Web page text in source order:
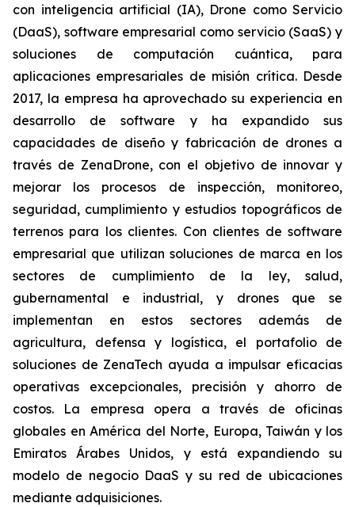
con inteligencia artificial (IA), Drone como Servicio
(DaaS), software empresarial como servicio (SaaS) y
soluciones de computación cuántica, para
aplicaciones empresariales de misión crítica. Desde
2017, la empresa ha aprovechado su experiencia en
desarrollo de software y ha expandido sus
capacidades de diseño y fabricación de drones a
través de ZenaDrone, con el objetivo de innovar y
mejorar los procesos de inspección, monitoreo,
seguridad, cumplimiento y estudios topográficos de
terrenos para los clientes. Con clientes de software
empresarial que utilizan soluciones de marca en los
sectores de cumplimiento de la ley, salud,
gubernamental e industrial, y drones que se
implementan en estos sectores además de
agricultura, defensa y logística, el portafolio de
soluciones de ZenaTech ayuda a impulsar eficacias
operativas excepcionales, precisión y ahorro de
costos. La empresa opera a través de oficinas
globales en América del Norte, Europa, Taiwán y los
Emiratos Árabes Unidos, y está expandiendo su
modelo de negocio DaaS y su red de ubicaciones
mediante adquisiciones.